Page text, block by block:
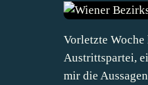
Vorletzte
Austrittspartei,
mir die